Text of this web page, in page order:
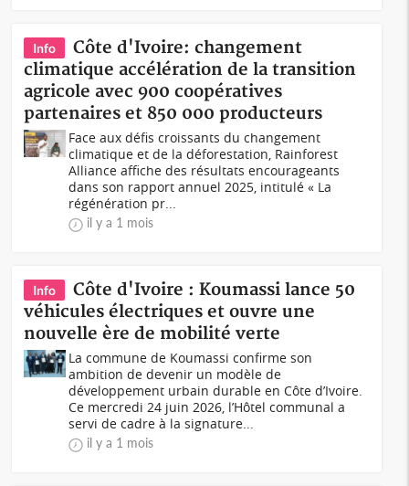
Info
Côte d'Ivoire: changement
climatique accélération de la transition
agricole avec 900 coopératives
partenaires et 850 000 producteurs
Face aux défis croissants du changement
climatique et de la déforestation, Rainforest
Alliance affiche des résultats encourageants
dans son rapport annuel 2025, intitulé « La
régénération pr...
il y a 1 mois
Info
Côte d'Ivoire : Koumassi lance 50
véhicules électriques et ouvre une
nouvelle ère de mobilité verte
La commune de Koumassi confirme son
ambition de devenir un modèle de
développement urbain durable en Côte d’Ivoire.
Ce mercredi 24 juin 2026, l’Hôtel communal a
servi de cadre à la signature...
il y a 1 mois